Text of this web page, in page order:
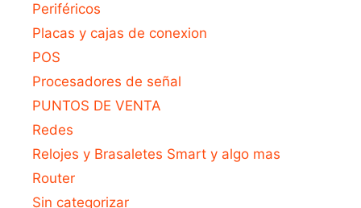
Periféricos
Placas y cajas de conexion
POS
Procesadores de señal
PUNTOS DE VENTA
Redes
Relojes y Brasaletes Smart y algo mas
Router
Sin categorizar